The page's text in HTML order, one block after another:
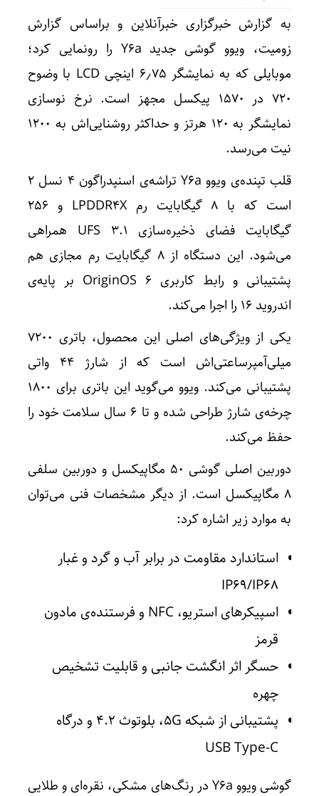
به گزارش خبرگزاری خبرآنلاین و براساس گزارش
زومیت، ویوو گوشی جدید Y۶a را رونمایی کرد؛
موبایلی که به نمایشگر ۶٫۷۵ اینچی LCD با وضوح
۷۲۰ در ۱۵۷۰ پیکسل مجهز است. نرخ نوسازی
نمایشگر به ۱۲۰ هرتز و حداکثر روشنایی‌اش به ۱۲۰۰
نیت می‌رسد.
قلب تپنده‌ی ویوو Y۶a تراشه‌ی اسنپدراگون ۴ نسل ۲
است که با ۸ گیگابایت رم LPDDR۴X و ۲۵۶
گیگابایت فضای ذخیره‌سازی UFS ۳.۱ همراهی
می‌شود. این دستگاه از ۸ گیگابایت رم مجازی هم
پشتیبانی و رابط کاربری OriginOS ۶ بر پایه‌ی
اندروید ۱۶ را اجرا می‌کند.
یکی از ویژگی‌های اصلی این محصول، باتری ۷۲۰۰
میلی‌آمپرساعتی‌اش است که از شارژ ۴۴ واتی
پشتیبانی می‌کند. ویوو می‌گوید این باتری برای ۱۸۰۰
چرخه‌ی شارژ طراحی شده و تا ۶ سال سلامت خود را
حفظ می‌کند.
دوربین اصلی گوشی ۵۰ مگاپیکسل و دوربین سلفی
۸ مگاپیکسل است. از دیگر مشخصات فنی می‌توان
به موارد زیر اشاره کرد:
استاندارد مقاومت در برابر آب و گرد و غبار
IP۶۹/IP۶۸
اسپیکرهای استریو، NFC و فرستنده‌ی مادون
قرمز
حسگر اثر انگشت جانبی و قابلیت تشخیص
چهره
پشتیبانی از شبکه ۵G، بلوتوث ۴.۲ و درگاه
USB Type-C
گوشی ویوو Y۶a در رنگ‌های مشکی، نقره‌ای و طلایی